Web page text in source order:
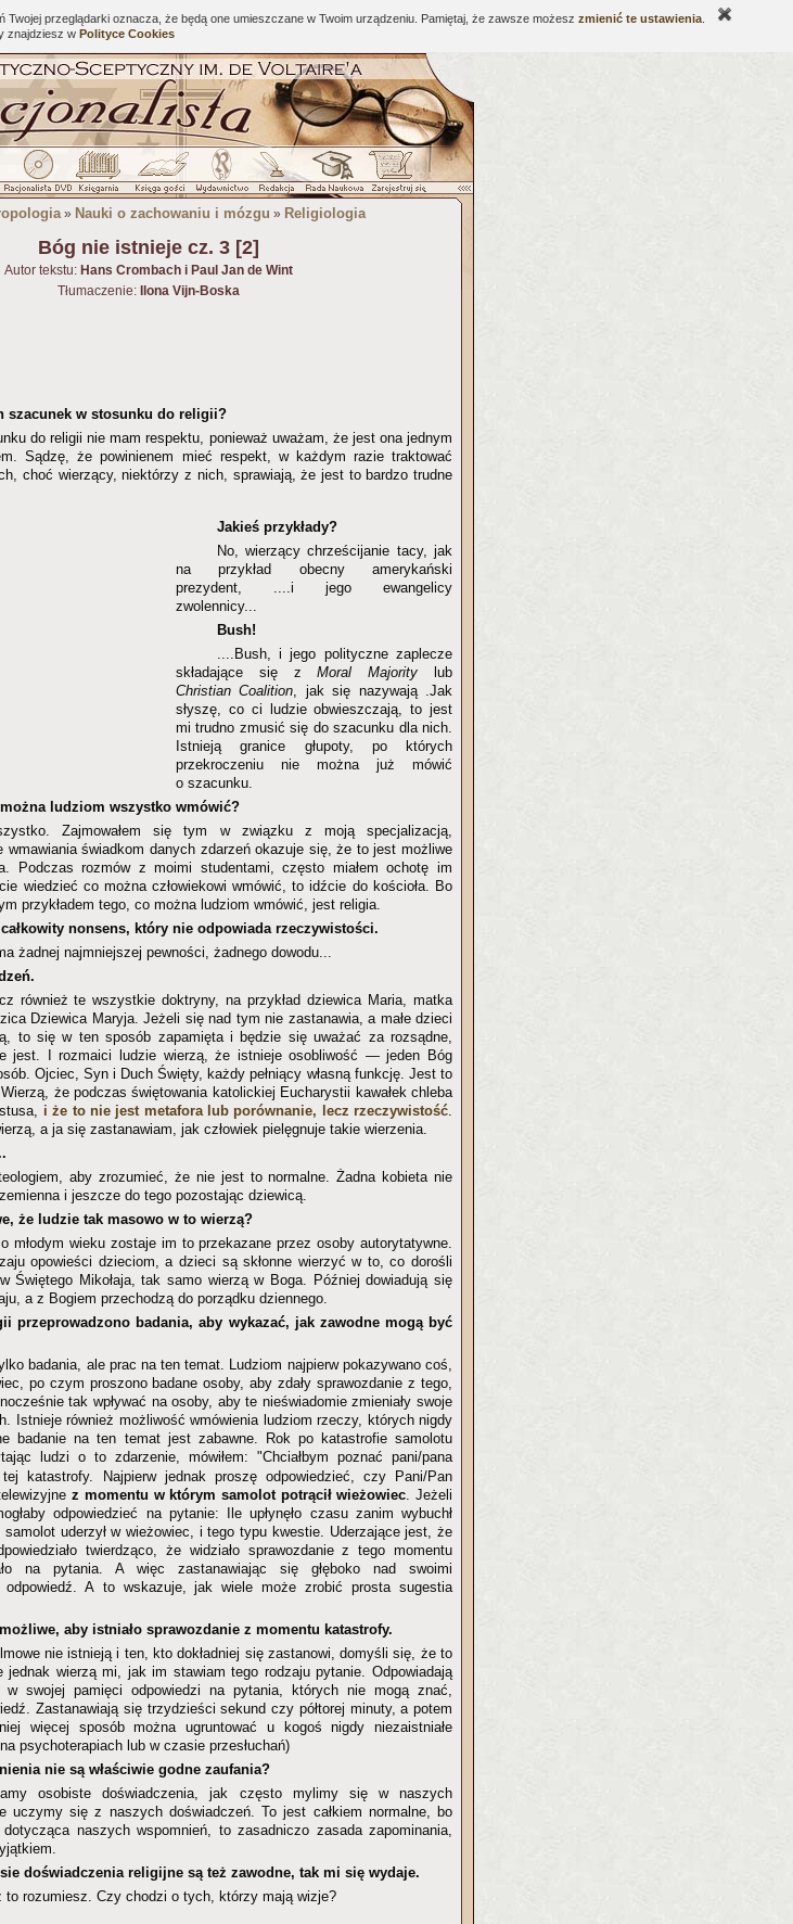
przeglądarki oznacza, że będą one umieszczane w Twoim urządzeniu. Pamiętaj, że zawsze możesz zmienić te ustawienia
znajdziesz w Polityce Cookies
» Nauki o zachowaniu i mózgu » Religiologia
Bóg nie istnieje cz. 3 [2]
Autor tekstu: Hans Crombach i Paul Jan de Wint
Tłumaczenie:
Ilona Vijn-Boska
szacunek w stosunku do religii?
do religii nie mam respektu, ponieważ uważam, że jest ona jednym
Sądzę, że powinienem mieć respekt, w każdym razie traktować
choć wierzący, niektórzy z nich, sprawiają, że jest to bardzo trudne
Jakieś przykłady?
No, wierzący chrześcijanie tacy, jak
na przykład obecny amerykański
prezydent, ....i jego ewangelicy
zwolennicy...
Bush!
....Bush, i jego polityczne zaplecze
składające się zMoral Majority lub
Christian Coalition, jak się nazywają .Jak
słyszę, co ci ludzie obwieszczają, to jest
mi trudno zmusić się do szacunku dla nich.
Istnieją granice głupoty, po których
przekroczeniu nie można już mówić
o szacunku.
ludziom wszystko wmówić?
Zajmowałem się tym w związku z moją specjalizacją,
wmawiania świadkom danych zdarzeń okazuje się, że to jest możliwe
Podczas rozmów z moimi studentami, często miałem ochotę im
wiedzieć co można człowiekowi wmówić, to idźcie do kościoła. Bo
przykładem tego, co można ludziom wmówić, jest religia.
nonsens, który nie odpowiada rzeczywistości.
żadnej najmniejszej pewności, żadnego dowodu...
również te wszystkie doktryny, na przykład dziewica Maria, matka
Dziewica Maryja. Jeżeli się nad tym nie zastanawia, a małe dzieci
to się w ten sposób zapamięta i będzie się uważać za rozsądne,
jest. I rozmaici ludzie wierzą, że istnieje osobliwość — jeden Bóg
Ojciec, Syn i Duch Święty, każdy pełniący własną funkcję. Jest to
że podczas świętowania katolickiej Eucharystii kawałek chleba
i że to nie jest metafora lub porównanie, lecz rzeczywistość.
a ja się zastanawiam, jak człowiek pielęgnuje takie wierzenia.
aby zrozumieć, że nie jest to normalne. Żadna kobieta nie
i jeszcze do tego pozostając dziewicą.
że ludzie tak masowo w to wierzą?
młodym wieku zostaje im to przekazane przez osoby autorytatywne.
opowieści dzieciom, a dzieci są skłonne wierzyć w to, co dorośli
Świętego Mikołaja, tak samo wierzą w Boga. Później dowiadują się
a z Bogiem przechodzą do porządku dziennego.
przeprowadzono badania, aby wykazać, jak zawodne mogą być
badania, ale prac na ten temat. Ludziom najpierw pokazywano coś,
po czym proszono badane osoby, aby zdały sprawozdanie z tego,
tak wpływać na osoby, aby te nieświadomie zmieniały swoje
Istnieje również możliwość wmówienia ludziom rzeczy, których nigdy
badanie na ten temat jest zabawne. Rok po katastrofie samolotu
ludzi o to zdarzenie, mówiłem: "Chciałbym poznać pani/pana
katastrofy. Najpierw jednak proszę odpowiedzieć, czy Pani/Pan
z momentu w którym samolot potrącił wieżowiec. Jeżeli
odpowiedzieć na pytanie: Ile upłynęło czasu zanim wybuchł
uderzył w wieżowiec, i tego typu kwestie. Uderzające jest, że
twierdząco, że widziało sprawozdanie z tego momentu
na pytania. A więc zastanawiając się głęboko nad swoimi
odpowiedź. A to wskazuje, jak wiele może zrobić prosta sugestia
aby istniało sprawozdanie z momentu katastrofy.
nie istnieją i ten, kto dokładniej się zastanowi, domyśli się, że to
jednak wierzą mi, jak im stawiam tego rodzaju pytanie. Odpowiadają
w swojej pamięci odpowiedzi na pytania, których nie mogą znać,
Zastanawiają się trzydzieści sekund czy półtorej minuty, a potem
więcej sposób można ugruntować u kogoś nigdy niezaistniałe
psychoterapiach lub w czasie przesłuchań)
nie są właściwie godne zaufania?
osobiste doświadczenia, jak często mylimy się w naszych
uczymy się z naszych doświadczeń. To jest całkiem normalne, bo
naszych wspomnień, to zasadniczo zasada zapominania,
doświadczenia religijne są też zawodne, tak mi się wydaje.
to rozumiesz. Czy chodzi o tych, którzy mają wizje?